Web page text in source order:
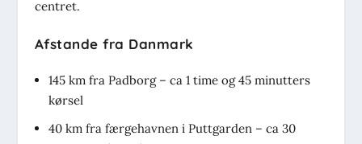
centret.
Afstande fra Danmark
145 km fra Padborg – ca 1 time og 45 minutters
kørsel
40 km fra færgehavnen i Puttgarden – ca 30